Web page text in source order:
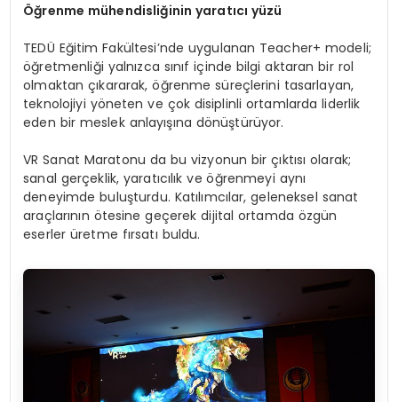
Öğrenme mühendisliğinin yaratıcı yüzü
TEDÜ Eğitim Fakültesi’nde uygulanan Teacher+ modeli;
öğretmenliği yalnızca sınıf içinde bilgi aktaran bir rol
olmaktan çıkararak, öğrenme süreçlerini tasarlayan,
teknolojiyi yöneten ve çok disiplinli ortamlarda liderlik
eden bir meslek anlayışına dönüştürüyor.
VR Sanat Maratonu da bu vizyonun bir çıktısı olarak;
sanal gerçeklik, yaratıcılık ve öğrenmeyi aynı
deneyimde buluşturdu. Katılımcılar, geleneksel sanat
araçlarının ötesine geçerek dijital ortamda özgün
eserler üretme fırsatı buldu.